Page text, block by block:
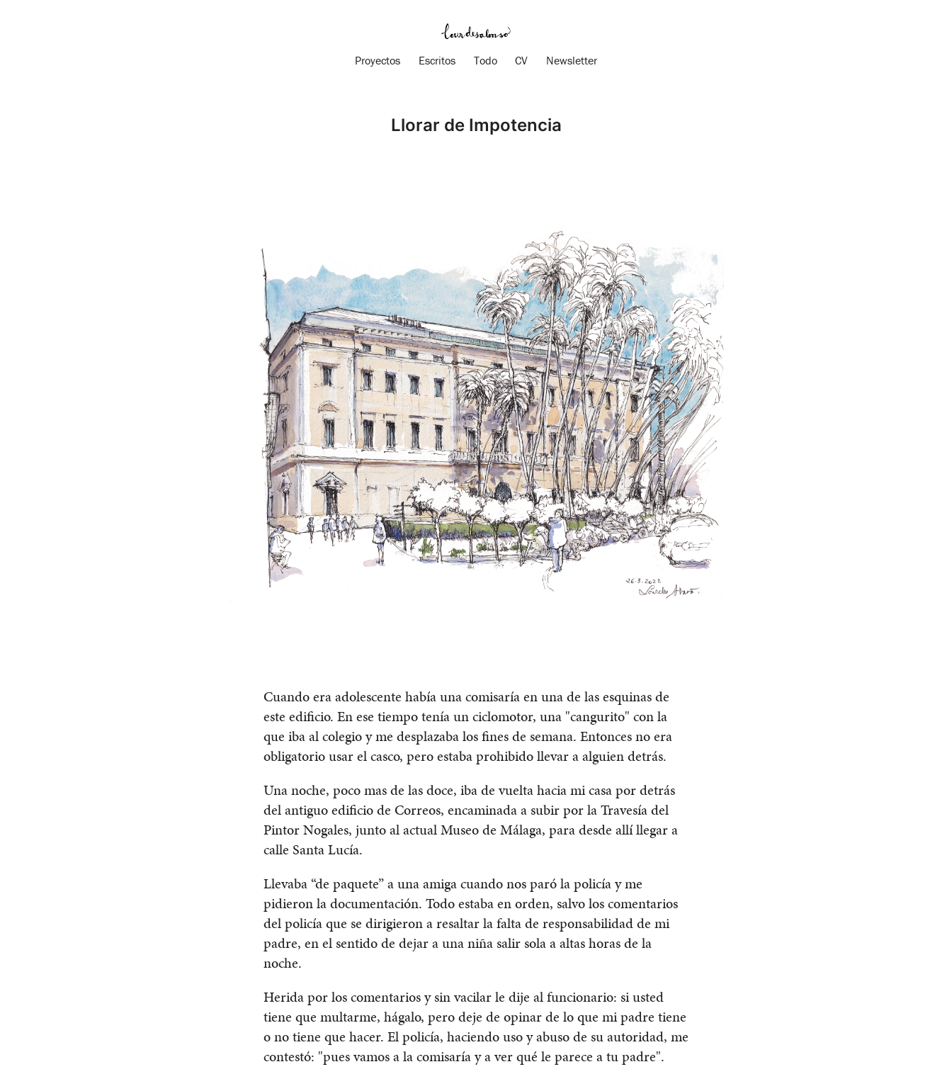
Proyectos Escritos Todo CV Newsletter
Llorar de Impotencia
Cuando era adolescente había una comisaría en una de las esquinas de
este edificio. En ese tiempo tenía un ciclomotor, una "cangurito" con la
que iba al colegio y me desplazaba los fines de semana. Entonces no era
obligatorio usar el casco, pero estaba prohibido llevar a alguien detrás.
Una noche, poco mas de las doce, iba de vuelta hacia mi casa por detrás
del antiguo edificio de Correos, encaminada a subir por la Travesía del
Pintor Nogales, junto al actual Museo de Málaga, para desde allí llegar a
calle Santa Lucía.
Llevaba “de paquete” a una amiga cuando nos paró la policía y me
pidieron la documentación. Todo estaba en orden, salvo los comentarios
del policía que se dirigieron a resaltar la falta de responsabilidad de mi
padre, en el sentido de dejar a una niña salir sola a altas horas de la
noche.
Herida por los comentarios y sin vacilar le dije al funcionario: si usted
tiene que multarme, hágalo, pero deje de opinar de lo que mi padre tiene
o no tiene que hacer. El policía, haciendo uso y abuso de su autoridad, me
contestó: "pues vamos a la comisaría y a ver qué le parece a tu padre".